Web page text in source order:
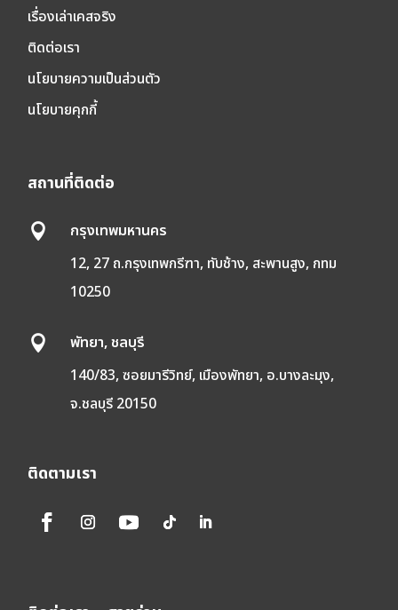
เรื่องเล่าเคสจริง
ติดต่อเรา
นโยบายความเป็นส่วนตัว
นโยบายคุกกี้
สถานที่ติดต่อ

กรุงเทพมหานคร
12, 27 ถ.กรุงเทพกรีฑา, ทับช้าง, สะพานสูง, กทม
10250

พัทยา, ชลบุรี
140/83, ซอยมารีวิทย์, เมืองพัทยา, อ.บางละมุง,
จ.ชลบุรี 20150
ติดตามเรา